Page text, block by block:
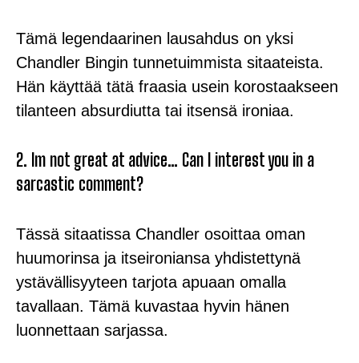
Tämä legendaarinen lausahdus on yksi
Chandler Bingin tunnetuimmista sitaateista.
Hän käyttää tätä fraasia usein korostaakseen
tilanteen absurdiutta tai itsensä ironiaa.
2. Im not great at advice… Can I interest you in a
sarcastic comment?
Tässä sitaatissa Chandler osoittaa oman
huumorinsa ja itseironiansa yhdistettynä
ystävällisyyteen tarjota apuaan omalla
tavallaan. Tämä kuvastaa hyvin hänen
luonnettaan sarjassa.